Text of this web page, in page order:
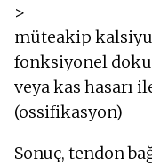
>
müteakip
fonksiyonel
veya kas hasarı
(ossifikasyon)
Sonuç, tendon